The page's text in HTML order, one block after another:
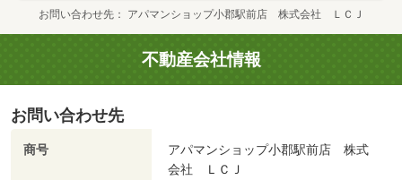
お問い合わせ先 アパマンショップ小郡駅前店 株式会社 ＬＣＪ
不動産会社情報
お問い合わせ先
商号
アパマンショップ小郡駅前店 株式
会社 ＬＣＪ